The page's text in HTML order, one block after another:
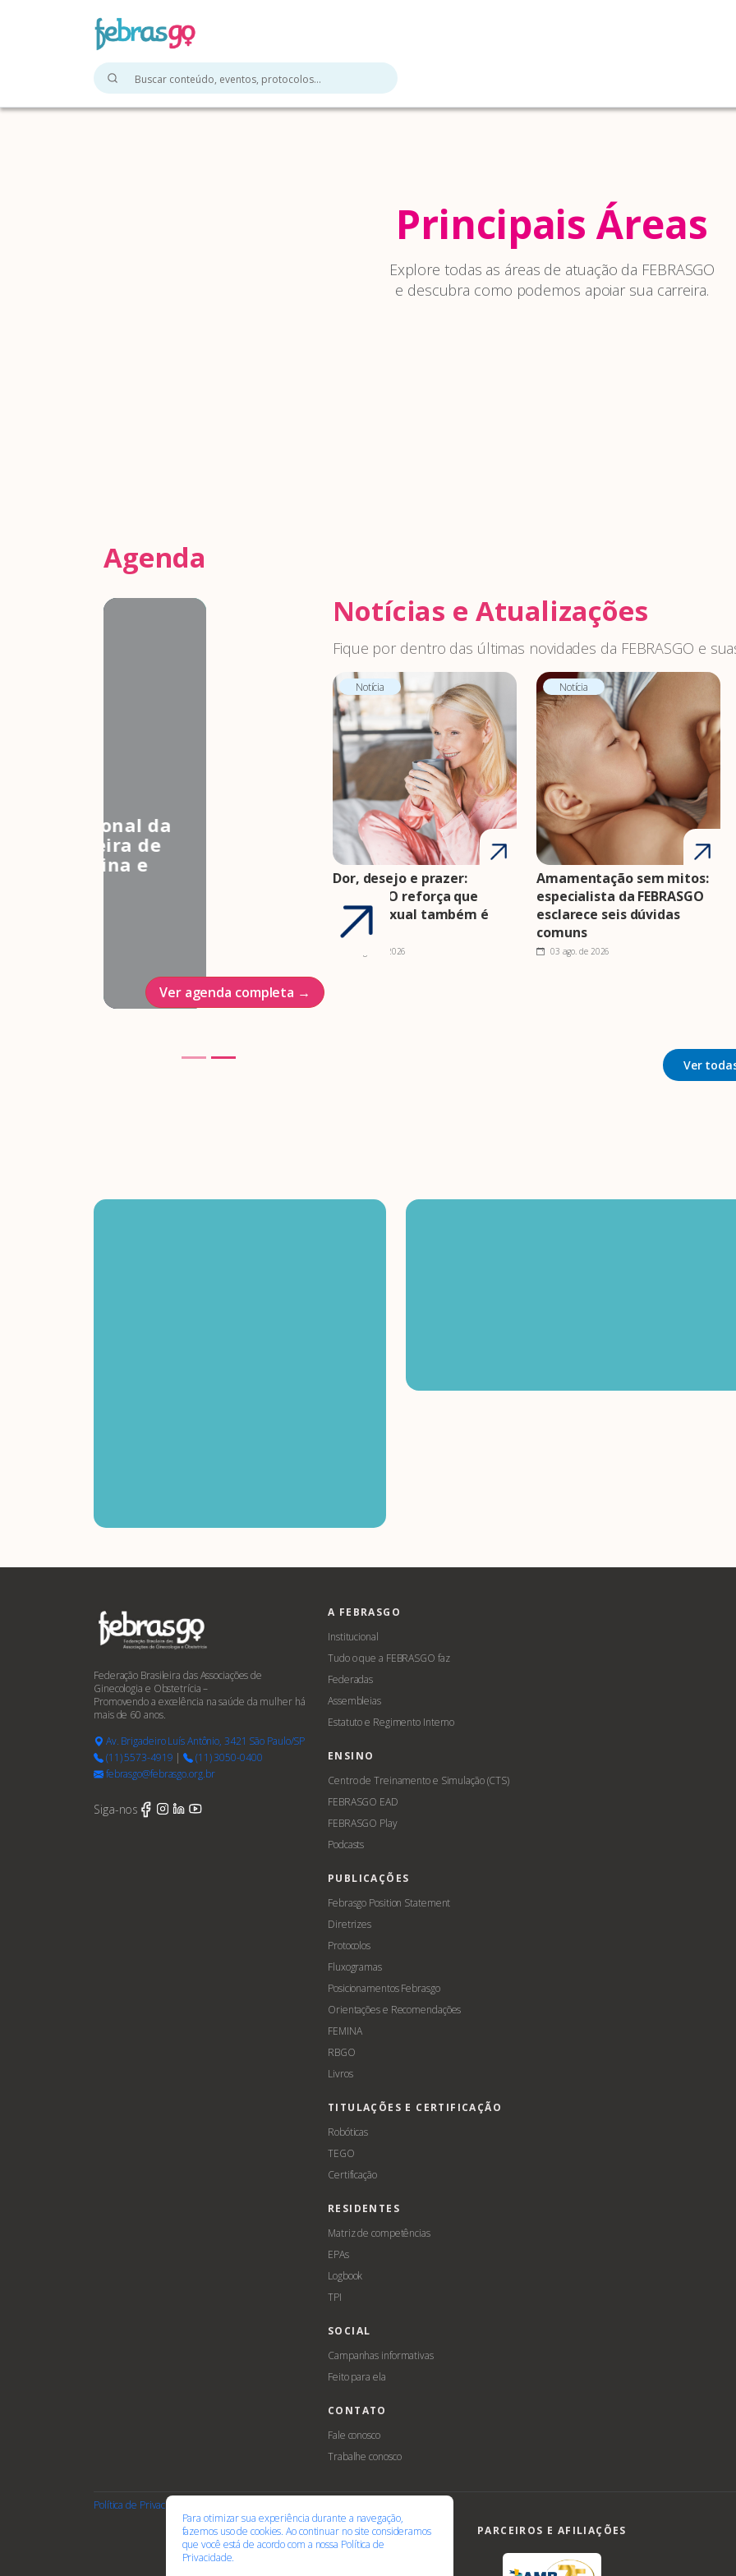
Principais Áreas
Explore todas as áreas de atuação da FEBRASGO
e descubra como podemos apoiar sua carreira.
Agenda
3º Congresso Nacional da
Associação Brasileira de
Estudos em Medicina e
Ver agenda completa →
Notícias e Atualizações
Fique por dentro das últimas novidades da FEBRASGO e
Notícia
Dor, desejo e prazer:
FEBRASGO reforça que
saúde sexual também é
saúde
05 ago. de 2026
Notícia
Amamentação sem mitos:
especialista da FEBRASGO
esclarece seis dúvidas
comuns
03 ago. de 2026
Ver
Federação Brasileira das Associações de
Ginecologia e Obstetrícia –
Promovendo a excelência na saúde da mulher há
mais de 60 anos.
Av. Brigadeiro Luís Antônio, 3421 São Paulo/SP
(11) 5573-4919 |
(11) 3050-0400
febrasgo@febrasgo.org.br
Siga-nos
A FEBRASGO
Institucional
Tudo o que a FEBRASGO faz
Federadas
Assembleias
Estatuto e Regimento Interno
ENSINO
Centro de Treinamento e Simulação (CTS)
FEBRASGO EAD
FEBRASGO Play
Podcasts
PUBLICAÇÕES
Febrasgo Position Statement
Diretrizes
Protocolos
Fluxogramas
Posicionamentos Febrasgo
Orientações e Recomendações
FEMINA
RBGO
Livros
TITULAÇÕES E CERTIFICAÇÃO
Robóticas
TEGO
Certificação
RESIDENTES
Matriz de competências
EPAs
Logbook
TPI
SOCIAL
Campanhas informativas
Feito para ela
CONTATO
Fale conosco
Trabalhe conosco
Política de Privacidade
PARCEIROS E AFILIAÇÕES
Para otimizar sua experiência durante a navegação,
fazemos uso de cookies. Ao continuar no site consideramos
que você está de acordo com a nossa Política de
Privacidade.